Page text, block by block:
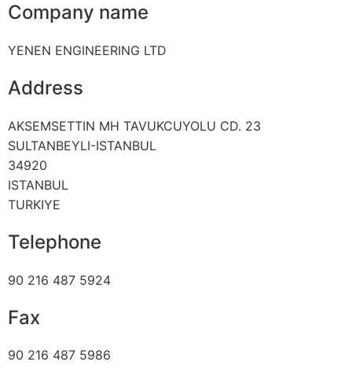
Company name
YENEN ENGINEERING LTD
Address
AKSEMSETTIN MH TAVUKCUYOLU CD. 23
SULTANBEYLI-ISTANBUL
34920
ISTANBUL
TURKIYE
Telephone
90 216 487 5924
Fax
90 216 487 5986